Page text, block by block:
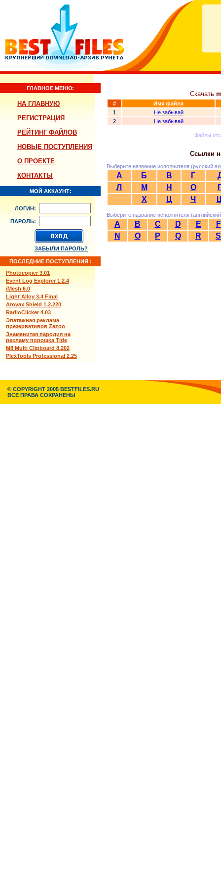
ГЛАВНОЕ МЕНЮ:
НА ГЛАВНУЮ
РЕГИСТРАЦИЯ
РЕЙТИНГ ФАЙЛОВ
НОВЫЕ ПОСТУПЛЕНИЯ
О ПРОЕКТЕ
КОНТАКТЫ
МОЙ АККАУНТ:
ЛОГИН:
ПАРОЛЬ:
ЗАБЫЛИ ПАРОЛЬ?
ПОСЛЕДНИЕ ПОСТУПЛЕНИЯ :
Photocopier 3.01
Event Log Explorer 1.2.4
iMesh 6.0
Light Alloy 3.4 Final
Arovax Shield 1.2.220
RadioClicker 4.03
Эпатажная реклама
презервативов Zazoo
Знаменитая пародия на
рекламу порошка Tide
M8 Multi Clipboard 8.202
PlexTools Professional 2.25
Скачать
#
Имя файла
1
Не забывай
2
Не забывай
Файлы
Ссылки
Выберите название исполнителя (русский
А Б В Г
Л
М Н О
Х
Ц Ч
Выберите название исполнителя
A B C D E
F
N
O P Q R S
© COPYRIGHT 2005 BESTFILES.RU
ВСЕ ПРАВА СОХРАНЕНЫ